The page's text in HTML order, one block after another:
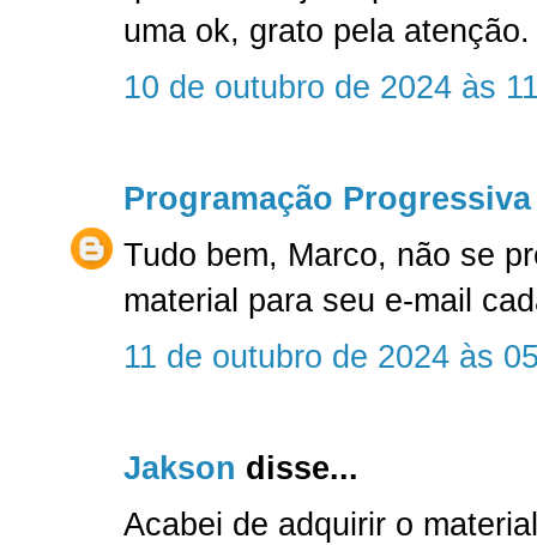
uma ok, grato pela atenção.
10 de outubro de 2024 às
Programação Progressiva
Tudo bem, Marco, não se
material para seu e-mail
11 de outubro de 2024 às
Jakson disse...
Acabei de adquirir o